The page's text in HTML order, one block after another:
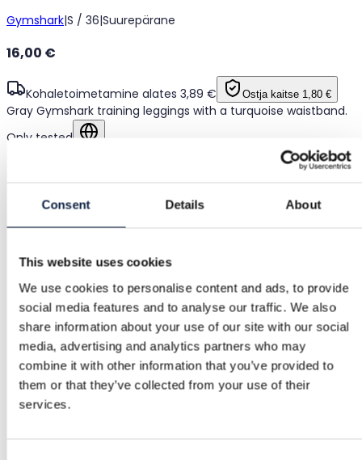
Consent Details About
This website uses cookies
We use cookies to personalise content and ads, to provide
social media features and to analyse our traffic. We also
share information about your use of our site with our social
media, advertising and analytics partners who may
combine it with other information that you’ve provided to
them or that they’ve collected from your use of their
services.
Gymshark|S / 36|Suurepärane
Gray Gymshark training leggings with a turquoise waistband.
Only tested
Näita algkeeles
16,00 €
Kohaletoimetamine alates 3,89 € Ostja kaitse 1,80 €
Tasuta tagastus
Tagasimakse, kui toode on vigane või ei vasta kirjeldusele
Turvaline makse
Raha hoitakse kinni, kuni kinnitad, et toode on korras.